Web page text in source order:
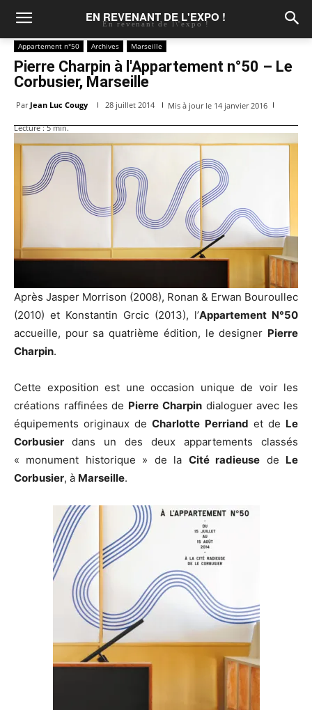
EN REVENANT DE L'EXPO !
En revenant de l\'expo !
Appartement n°50 Archives Marseille
Pierre Charpin à l'Appartement n°50 – Le
Corbusier, Marseille
Par Jean Luc Cougy 28 juillet 2014 Mis à jour le 14 janvier 2016
Lecture :5min.
Après Jasper Morrison (2008), Ronan & Erwan Bouroullec
(2010) et Konstantin Grcic (2013), l’Appartement N°50
accueille, pour sa quatrième édition, le designer Pierre
Charpin.
Cette exposition est une occasion unique de voir les
créations raffinées de Pierre Charpindialoguer avec les
équipements originaux deCharlotte Perriand et de Le
Corbusier dans un des deux appartements classés
« monument historique » de la Cité radieuse de Le
Corbusier, à Marseille.